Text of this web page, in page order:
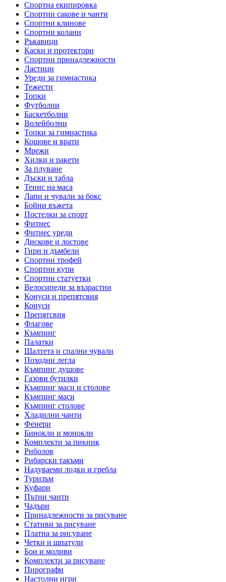
Спортна екипировка
Спортни сакове и чанти
Спортни клинове
Спортни колани
Ръкавици
Каски и протектори
Спортни принадлежности
Ластици
Уреди за гимнастика
Тежести
Топки
Футболни
Баскетболни
Волейболни
Топки за гимнастика
Кошове и врати
Мрежи
Хилки и ракети
За плуване
Дъски и табла
Тенис на масa
Лапи и чували за бокс
Бойни въжета
Постелки за спорт
Фитнес
Фитнес уреди
Дискове и лостове
Гири и дъмбели
Спортни трофей
Спортни купи
Спортни статуетки
Велосипеди за възрастни
Конуси и препятсвия
Конуси
Препятсвия
Флагове
Къмпинг
Палатки
Шалтета и спални чували
Походни легла
Къмпинг душове
Газови бутилки
Къмпинг маси и столове
Къмпинг маси
Къмпинг столове
Хладилни чанти
Фенери
Бинокли и монокли
Комплекти за пикник
Риболов
Рибарски такъми
Надуваеми лодки и гребла
Туризъм
Куфари
Пътни чанти
Чадъри
Принадлежности за рисуване
Стативи за рисуване
Платна за рисуване
Четки и шпатули
Бои и моливи
Комплекти за рисуване
Пирографи
Настолни игри